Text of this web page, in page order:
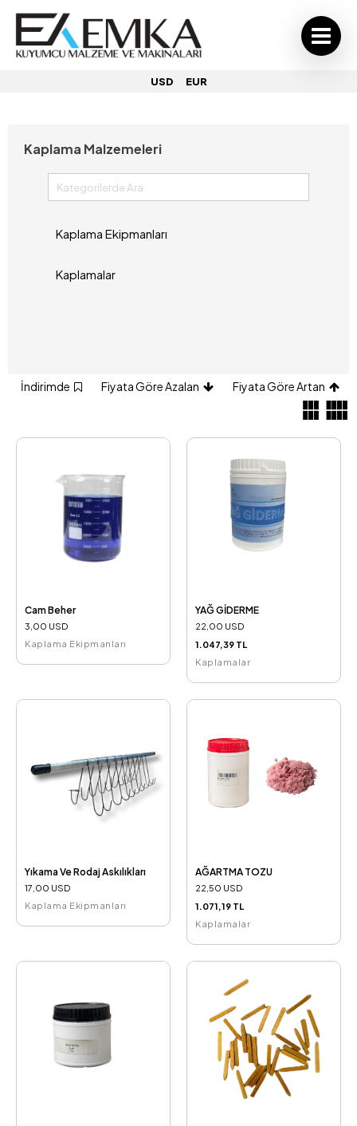
USD EUR
Kaplama Malzemeleri
Kaplama Ekipmanları
Kaplamalar
İndirimde Fiyata Göre Azalan Fiyata Göre Artan
Cam Beher
3,00 USD
Kaplama Ekipmanları
YAĞ GİDERME
22,00 USD
1.047,39 TL
Kaplamalar
Yıkama Ve Rodaj Askılıkları
17,00 USD
Kaplama Ekipmanları
AĞARTMA TOZU
22,50 USD
1.071,19 TL
Kaplamalar